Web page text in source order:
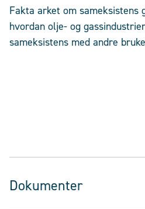
Fakta arket om sameksistens
hvordan olje- og
sameksistens med andre
Dokumenter